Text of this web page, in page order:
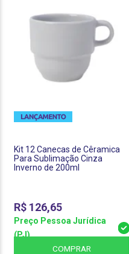
Kit 12 Canecas de Cêramica
Para Sublimação Cinza
Inverno de 200ml
R$ 126,65
Preço Pessoa Jurídica
(PJ)
COMPRAR